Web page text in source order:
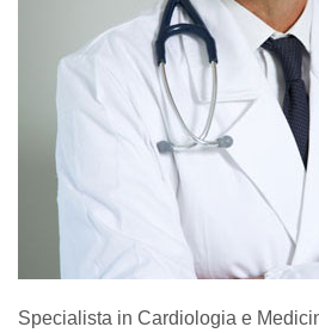
Specialista in Cardiologia e